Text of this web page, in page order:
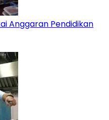
Anggaran Pendidikan